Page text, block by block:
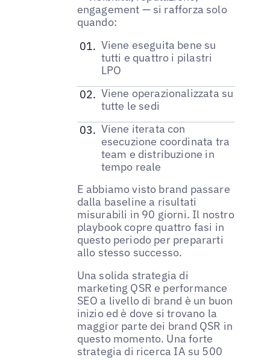
engagement — si rafforza solo
quando:
Viene eseguita bene su
tutti e quattro i pilastri
LPO
Viene operazionalizzata su
tutte le sedi
Viene iterata con
esecuzione coordinata tra
team e distribuzione in
tempo reale
E abbiamo visto brand passare
dalla baseline a risultati
misurabili in 90 giorni. Il nostro
playbook copre quattro fasi in
questo periodo per prepararti
allo stesso successo.
Una solida strategia di
marketing QSR e performance
SEO a livello di brand è un buon
inizio ed è dove si trovano la
maggior parte dei brand QSR in
questo momento. Una forte
strategia di ricerca IA su 500